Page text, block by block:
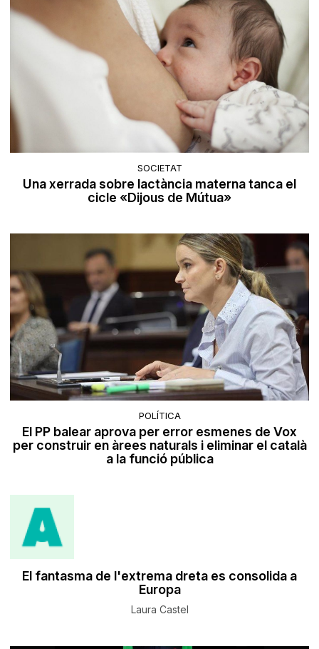
SOCIETAT
Una xerrada sobre lactància materna tanca el
cicle «Dijous de Mútua»
POLÍTICA
El PP balear aprova per error esmenes de Vox
per construir en àrees naturals i eliminar el català
a la funció pública
El fantasma de l'extrema dreta es consolida a
Europa
Laura Castel